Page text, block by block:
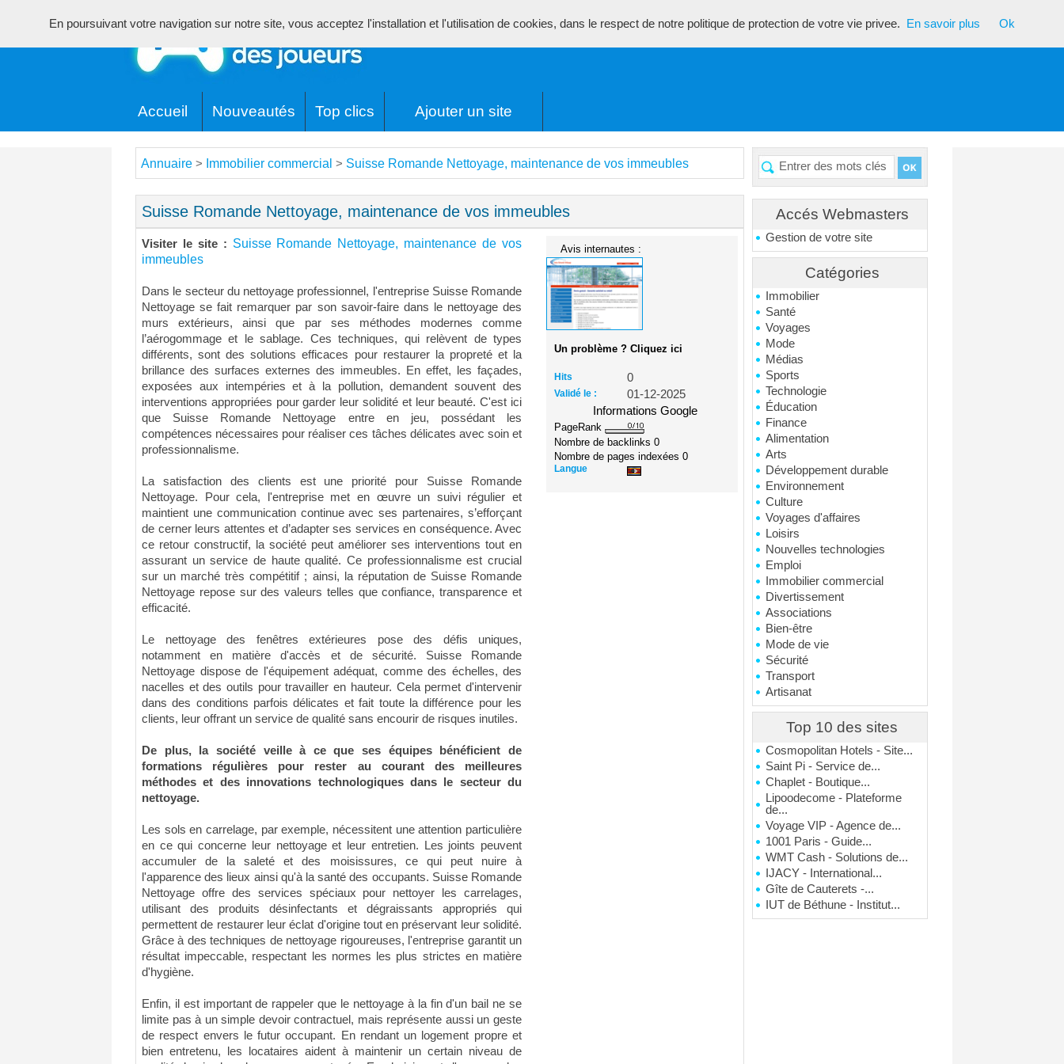
Accueil Nouveautés Top clics Ajouter un site
Accés Webmasters
Gestion de votre site
Catégories
Immobilier
Santé
Voyages
Mode
Médias
Sports
Technologie
Éducation
Finance
Alimentation
Arts
Développement durable
Environnement
Culture
Voyages d'affaires
Loisirs
Nouvelles technologies
Emploi
Immobilier commercial
Divertissement
Associations
Bien-être
Mode de vie
Sécurité
Transport
Artisanat
Top 10 des sites
Cosmopolitan Hotels - Site...
Saint Pi - Service de...
Chaplet - Boutique...
Lipoodecome - Plateforme
de...
Voyage VIP - Agence de...
1001 Paris - Guide...
WMT Cash - Solutions de...
IJACY - International...
Gîte de Cauterets -...
IUT de Béthune - Institut...
Annuaire > Immobilier commercial > Suisse Romande Nettoyage, maintenance de vos immeubles
Suisse Romande Nettoyage, maintenance de vos immeubles
Visiter le site : Suisse Romande Nettoyage, maintenance de vos
immeubles
Dans le secteur du nettoyage professionnel, l'entreprise Suisse Romande
Nettoyage se fait remarquer par son savoir-faire dans le nettoyage des
murs extérieurs, ainsi que par ses méthodes modernes comme
l’aérogommage et le sablage. Ces techniques, qui relèvent de types
différents, sont des solutions efficaces pour restaurer la propreté et la
brillance des surfaces externes des immeubles. En effet, les façades,
exposées aux intempéries et à la pollution, demandent souvent des
interventions appropriées pour garder leur solidité et leur beauté. C'est ici
que Suisse Romande Nettoyage entre en jeu, possédant les
compétences nécessaires pour réaliser ces tâches délicates avec soin et
professionnalisme.
La satisfaction des clients est une priorité pour Suisse Romande
Nettoyage. Pour cela, l'entreprise met en œuvre un suivi régulier et
maintient une communication continue avec ses partenaires, s’efforçant
de cerner leurs attentes et d’adapter ses services en conséquence. Avec
ce retour constructif, la société peut améliorer ses interventions tout en
assurant un service de haute qualité. Ce professionnalisme est crucial
sur un marché très compétitif ; ainsi, la réputation de Suisse Romande
Nettoyage repose sur des valeurs telles que confiance, transparence et
efficacité.
Le nettoyage des fenêtres extérieures pose des défis uniques,
notamment en matière d'accès et de sécurité. Suisse Romande
Nettoyage dispose de l'équipement adéquat, comme des échelles, des
nacelles et des outils pour travailler en hauteur. Cela permet d'intervenir
dans des conditions parfois délicates et fait toute la différence pour les
clients, leur offrant un service de qualité sans encourir de risques inutiles.
De plus, la société veille à ce que ses équipes bénéficient de
formations régulières pour rester au courant des meilleures
méthodes et des innovations technologiques dans le secteur du
nettoyage.
Les sols en carrelage, par exemple, nécessitent une attention particulière
en ce qui concerne leur nettoyage et leur entretien. Les joints peuvent
accumuler de la saleté et des moisissures, ce qui peut nuire à
l'apparence des lieux ainsi qu'à la santé des occupants. Suisse Romande
Nettoyage offre des services spéciaux pour nettoyer les carrelages,
utilisant des produits désinfectants et dégraissants appropriés qui
permettent de restaurer leur éclat d'origine tout en préservant leur solidité.
Grâce à des techniques de nettoyage rigoureuses, l'entreprise garantit un
résultat impeccable, respectant les normes les plus strictes en matière
d'hygiène.
Enfin, il est important de rappeler que le nettoyage à la fin d'un bail ne se
limite pas à un simple devoir contractuel, mais représente aussi un geste
de respect envers le futur occupant. En rendant un logement propre et
bien entretenu, les locataires aident à maintenir un certain niveau de
Avis internautes :
Un problème ? Cliquez ici
Hits 0
Validé le :
01-12-2025
Informations Google
PageRank
Nombre de backlinks0
Nombre de pages indexées0
Langue
En poursuivant votre navigation sur notre site, vous acceptez l'installation et l'utilisation de cookies, dans le respect de notre politique de protection de votre vie privee. En savoir plus Ok